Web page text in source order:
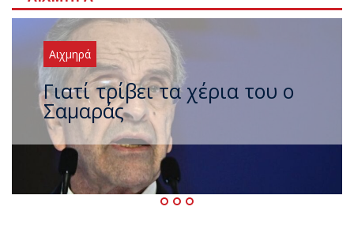
Αιχμηρά
Ξαναχτύπησαν